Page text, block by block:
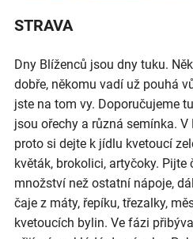
STRAVA
Dny Blíženců jsou dny tuku.
dobře, někomu vadí už pouhá
jste na tom vy. Doporučujeme
jsou ořechy a různá semínka.
proto si dejte k jídlu kvetoucí
květák, brokolici, artyčoky.
množství než ostatní nápoje,
čaje z máty, řepíku, třezalky,
kvetoucích bylin. Ve fázi